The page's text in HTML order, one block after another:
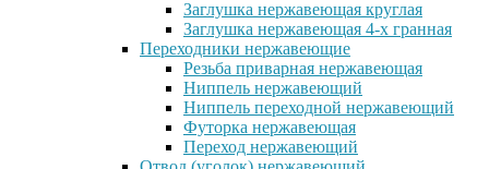
Заглушка нержавеющая круглая
Заглушка нержавеющая 4-х гранная
Переходники нержавеющие
Резьба приварная нержавеющая
Ниппель нержавеющий
Ниппель переходной нержавеющий
Футорка нержавеющая
Переход нержавеющий